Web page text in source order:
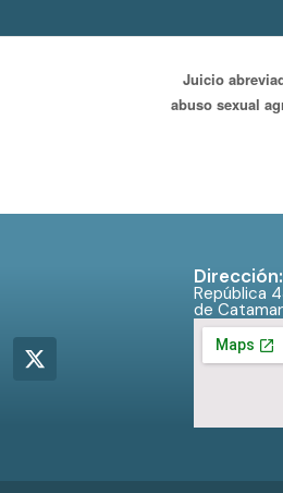
Juicio
abuso sexual
Dirección:
República
de